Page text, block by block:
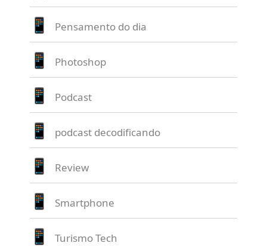
Pensamento do dia
Photoshop
Podcast
podcast decodificando
Review
Smartphone
Turismo Tech